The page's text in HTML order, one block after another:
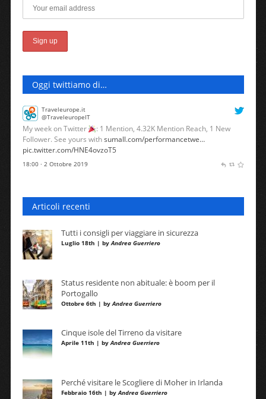
Oggi twittiamo di…
Traveleurope.it
@TraveleuropeIT
My week on Twitter
: 1 Mention, 4.32K Mention Reach, 1 New
Follower. See yours withsumall.com/performancetwe…
pic.twitter.com/HNE4ovzoT5
18:00 · 2 Ottobre 2019
Articoli recenti
Tutti i consigli per viaggiare in sicurezza
Luglio 18th | byAndrea Guerriero
Status residente non abituale: è boom per il
Portogallo
Ottobre 6th | byAndrea Guerriero
Cinque isole del Tirreno da visitare
Aprile 11th | byAndrea Guerriero
Perché visitare le Scogliere di Moher in Irlanda
Febbraio 16th | byAndrea Guerriero